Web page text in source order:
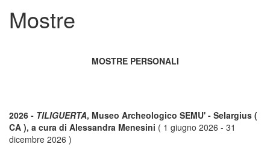
Mostre
MOSTRE PERSONALI
2026 - TILIGUERTA, Museo Archeologico SEMU' - Selargius (
CA ), a cura di Alessandra Menesini ( 1 giugno 2026 - 31
dicembre 2026 )